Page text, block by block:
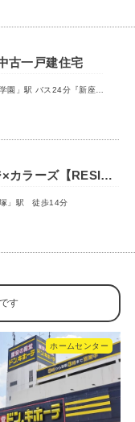
古一戸建住宅
駅 バス24分『新座栄』停歩3分
トラストステージ×カラーズ【RESIDENCE(レジデンス)】板橋区赤塚5丁目5期 全3棟◆販売予告◆
塚」駅 徒歩14分
ホームセンター